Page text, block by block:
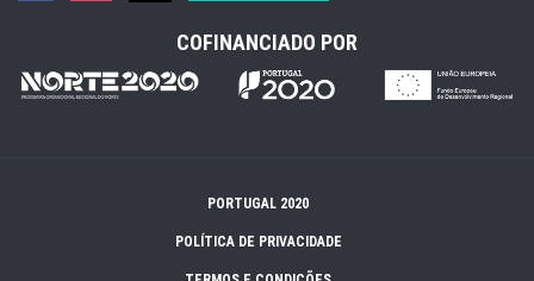
COFINANCIADO POR
PORTUGAL 2020
POLÍTICA DE PRIVACIDADE